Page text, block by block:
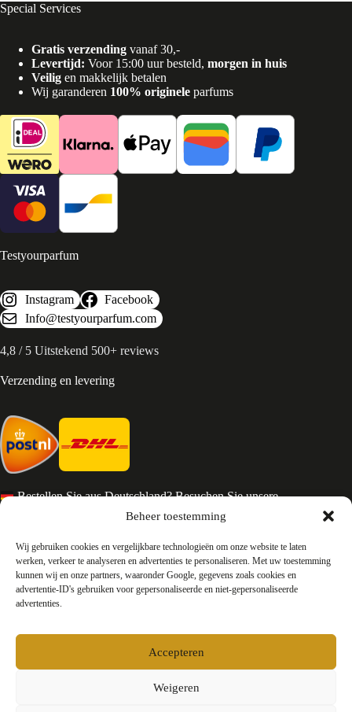
Beheer toestemming
Wij gebruiken cookies en vergelijkbare technologieën om onze website te laten
werken, verkeer te analyseren en advertenties te personaliseren. Met uw toestemming
kunnen wij en onze partners, waaronder Google, gegevens zoals cookies en
advertentie-ID's gebruiken voor gepersonaliseerde en niet-gepersonaliseerde
advertenties.
Accepteren
Weigeren
Special Services
Gratis verzending vanaf 30,-
Levertijd: Voor 15:00 uur besteld, morgen in huis
Veilig en makkelijk betalen
Wij garanderen 100% originele parfums
Testyourparfum
Instagram
Facebook
Info@testyourparfum.com
4,8 / 5 Uitstekend 500+ reviews
Verzending en levering
Bestellen Sie aus Deutschland? Besuchen Sie unsere
Services en Contact
Algemene voorwaarden
Retourneren
Privacy
Contact